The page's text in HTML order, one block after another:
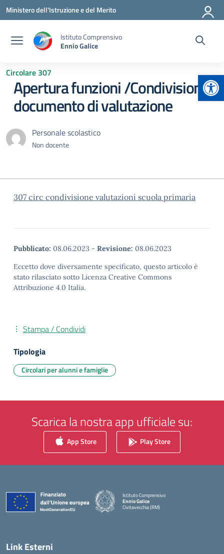
Vai ai contenuti
Vai al menu di navigazione
Vai al footer
Ministero dell'Istruzione e del Merito
Istituto Comprensivo
Ennio Galice
Circolare 307
Apertura funzioni /Condivisione
documento di valutazione
Personale scolastico
Non docente
307 circ condivisione valutazioni scuola primaria
Pubblicato: 08.06.2023 - Revisione: 08.06.2023
Eccetto dove diversamente specificato, questo articolo è
stato rilasciato sotto Licenza Creative Commons
Attribuzione 4.0 Italia.
Stampa / Condividi
Tipologia
Circolari per alunni e famiglie
Scarica la nostra app ufficiale su:
App Store Play Store
Istituto Comprensivo
Ennio Galice
Civitavecchia (RM)
Link Esterni